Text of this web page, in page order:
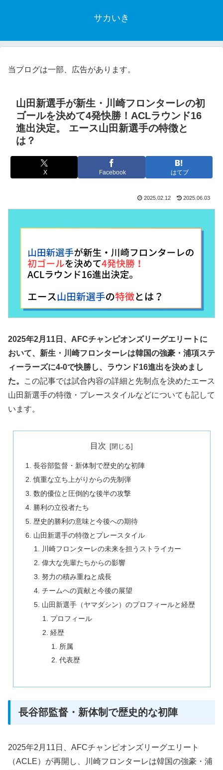
サカいき
当ブログは一部、広告があります。
山田新選手が新生・川崎フロンターレの初
ゴールを決めて4発快勝！ACLラウンド16
進出決定。 エース山田新選手の特徴と
は？
X Facebook はてブ
2025.02.12 2025.06.03
2025年2月11日、AFCチャンピオンズリーグエリートに
おいて、新生・川崎フロンターレは韓国の強豪・浦項ステ
ィーラーズに4-0で快勝し、ラウンド16進出を決めまし
た。
この記事では試合内容の詳細と先制点を決めたエース
山田新選手の特徴・プレースタイルなどについても記して
います。
目次
長谷部監督・新体制で歴史的な初陣
慎重な立ち上がりからの先制弾
数的優位と圧倒的な後半の攻撃
勝利の立役者たち
歴史的勝利の意味と今後への期待
山田新選手の特徴とプレースタイル
川崎フロンターレの未来を担うストライカー
偉大な先輩たちからの影響
努力の積み重ねと成長
チームへの貢献と今後の展望
山田新選手（ヤマダシン）のプロフィールと経歴
プロフィール
経歴
所属
代表歴
長谷部監督・新体制で歴史的な初陣
2025年2月11日、AFCチャンピオンズリーグエリート
（ACLE）が再開し、川崎フロンターレは韓国の強豪・浦